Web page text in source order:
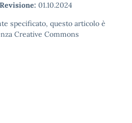
Revisione: 01.10.2024
specificato, questo articolo è
Creative Commons